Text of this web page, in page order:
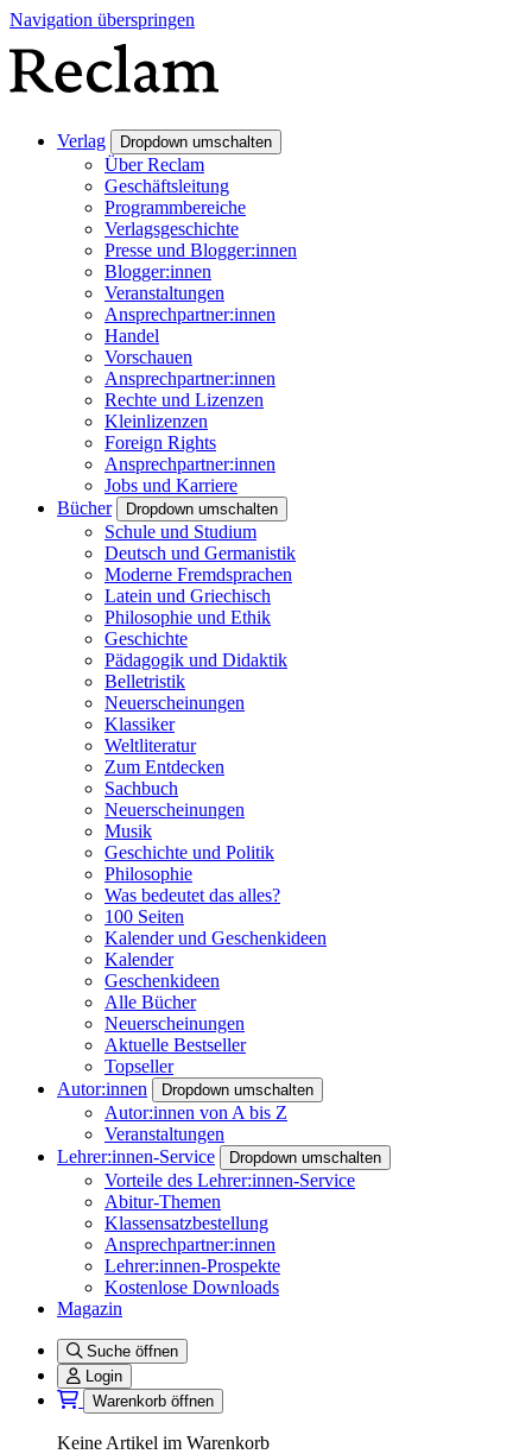
Navigation überspringen
Verlag Dropdown umschalten
Über Reclam
Geschäftsleitung
Programmbereiche
Verlagsgeschichte
Presse und Blogger:innen
Blogger:innen
Veranstaltungen
Ansprechpartner:innen
Handel
Vorschauen
Ansprechpartner:innen
Rechte und Lizenzen
Kleinlizenzen
Foreign Rights
Ansprechpartner:innen
Jobs und Karriere
Bücher
Dropdown umschalten
Schule und Studium
Deutsch und Germanistik
Moderne Fremdsprachen
Latein und Griechisch
Philosophie und Ethik
Geschichte
Pädagogik und Didaktik
Belletristik
Neuerscheinungen
Klassiker
Weltliteratur
Zum Entdecken
Sachbuch
Neuerscheinungen
Musik
Geschichte und Politik
Philosophie
Was bedeutet das alles?
100 Seiten
Kalender und Geschenkideen
Kalender
Geschenkideen
Alle Bücher
Neuerscheinungen
Aktuelle Bestseller
Topseller
Autor:innen
Dropdown umschalten
Autor:innen von A bis Z
Veranstaltungen
Lehrer:innen-Service
Dropdown umschalten
Vorteile des Lehrer:innen-Service
Abitur-Themen
Klassensatzbestellung
Ansprechpartner:innen
Lehrer:innen-Prospekte
Kostenlose Downloads
Magazin
Suche öffnen
Login
Warenkorb öffnen
Keine Artikel im Warenkorb